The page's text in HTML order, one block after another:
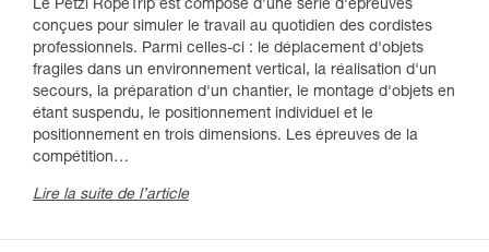
Le Petzl RopeTrip est composé d'une série d'épreuves
conçues pour simuler le travail au quotidien des cordistes
professionnels. Parmi celles-ci : le déplacement d'objets
fragiles dans un environnement vertical, la réalisation d'un
secours, la préparation d'un chantier, le montage d'objets en
étant suspendu, le positionnement individuel et le
positionnement en trois dimensions. Les épreuves de la
compétition…
Lire la suite de l’article